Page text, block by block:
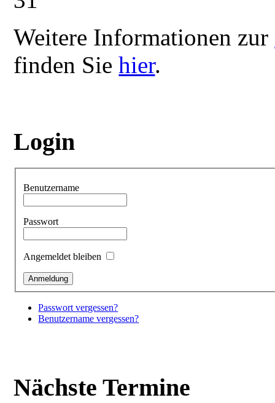
Weitere Informationen zur
finden Siehier.
Login
Benutzername
Passwort
Angemeldet bleiben
Passwort vergessen?
Benutzername vergessen?
Nächste Termine